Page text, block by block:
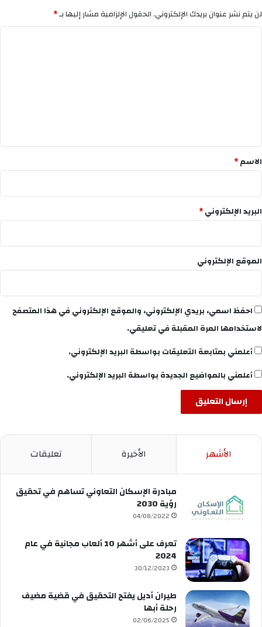
لن يتم نشر عنوان بريدك الإلكتروني.الحقول الإلزامية مشار إليها بـ*
*
الاسم*
البريد الإلكتروني*
الموقع الإلكتروني
احفظ اسمي، بريدي الإلكتروني، والموقع الإلكتروني في هذا المتصفح
لاستخدامها المرة المقبلة في تعليقي.
أعلمني بمتابعة التعليقات بواسطة البريد الإلكتروني.
أعلمني بالمواضيع الجديدة بواسطة البريد الإلكتروني.
الأشهر الأخيرة تعليقات
مبادرة الإسكان التعاوني تساهم في تحقيق
رؤية 2030
04/08/2022
تعرف على أشهر 10 ألعاب مجانية في عام
2024
30/12/2023
طيران أديل يفتح التحقيق في قضية مضيف
رحلة أبها
02/06/2025